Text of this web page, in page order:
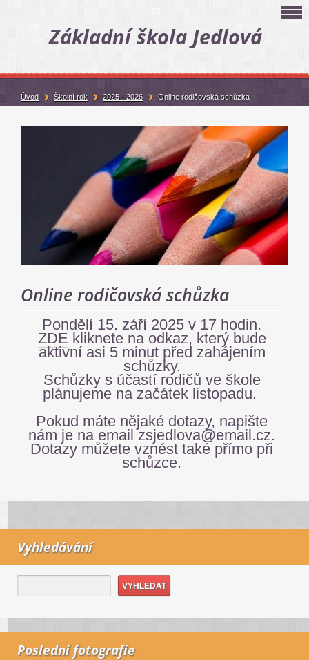
Základní škola Jedlová
Online rodičovská schůzka
Pondělí 15. září 2025 v 17 hodin.
ZDE kliknete na odkaz, který bude
aktivní asi 5 minut před zahájením
schůzky.
Schůzky s účastí rodičů ve škole
plánujeme na začátek listopadu.
Pokud máte nějaké dotazy, napište
nám je na email zsjedlova@email.cz.
Dotazy můžete vznést také přímo při
schůzce.
Vyhledávání
Poslední fotografie
Úvod Školní rok 2025 - 2026 Online rodičovská schůzka